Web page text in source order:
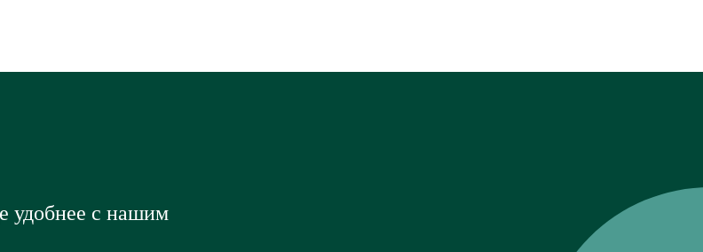
удобнее с нашим